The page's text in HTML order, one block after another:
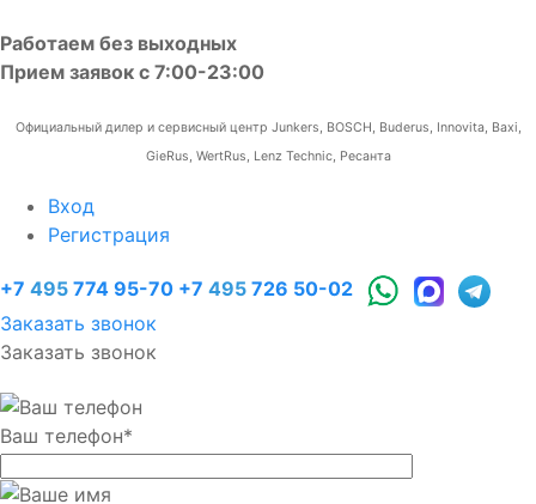
Работаем без выходных
Прием заявок с 7:00-23:00
Официальный дилер и сервисный центр Junkers, BOSCH, Buderus, Innovita, Baxi,
GieRus, WertRus, Lenz Technic, Ресанта
Вход
Регистрация
+7 495 774 95-70 +7 495 726 50-02
Заказать звонок
Заказать звонок
Ваш телефон*